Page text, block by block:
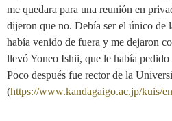
me quedara para una reunión en
dijeron que no. Debía ser el único de
había venido de fuera y me dejaron
llevó Yoneo Ishii, que le había
Poco después fue rector de la
(https://www.kandagaigo.ac.jp/kuis/